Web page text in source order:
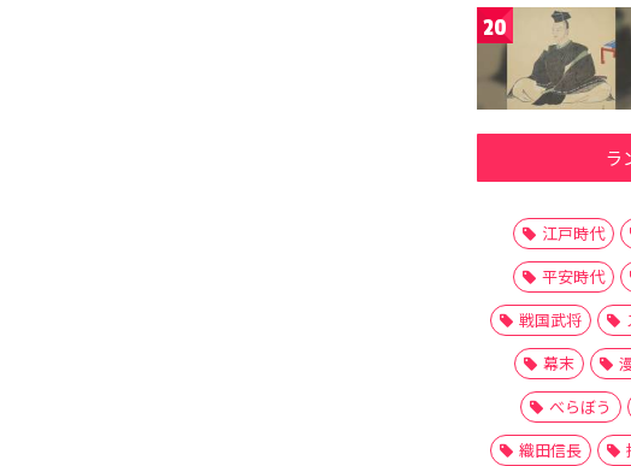
20
ラ
江戸時代
平安時代
戦国武将
幕末
べらぼう
織田信長